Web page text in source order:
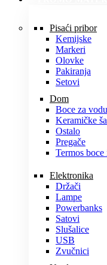
Pisaći pribor
Kemijske
Markeri
Olovke
Pakiranja
Setovi
Dom
Boce za vodu
Keramičke
Ostalo
Pregače
Termos boce
Elektronika
Držači
Lampe
Powerbanks
Satovi
Slušalice
USB
Zvučnici